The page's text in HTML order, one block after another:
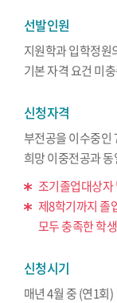
선발인원
지원학과 입학정원
기본 자격 요건 미
신청자격
부전공을 이수중인
희망 이중전공과
조기졸업대상자
제8학기까지 졸
모두 충족한 학
신청시기
매년 4월 중 (연1회)